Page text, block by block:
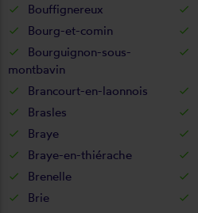
Bouffignereux
Bourg-et-comin
Bourguignon-sous-
montbavin
Brancourt-en-laonnois
Brasles
Braye
Braye-en-thiérache
Brenelle
Brie